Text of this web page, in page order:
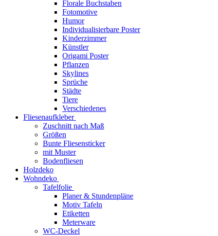
Florale Buchstaben
Fotomotive
Humor
Individualisierbare Poster
Kinderzimmer
Künstler
Origami Poster
Pflanzen
Skylines
Sprüche
Städte
Tiere
Verschiedenes
Fliesenaufkleber
Zuschnitt nach Maß
Größen
Bunte Fliesensticker
mit Muster
Bodenfliesen
Holzdeko
Wohndeko
Tafelfolie
Planer & Stundenpläne
Motiv Tafeln
Etiketten
Meterware
WC-Deckel